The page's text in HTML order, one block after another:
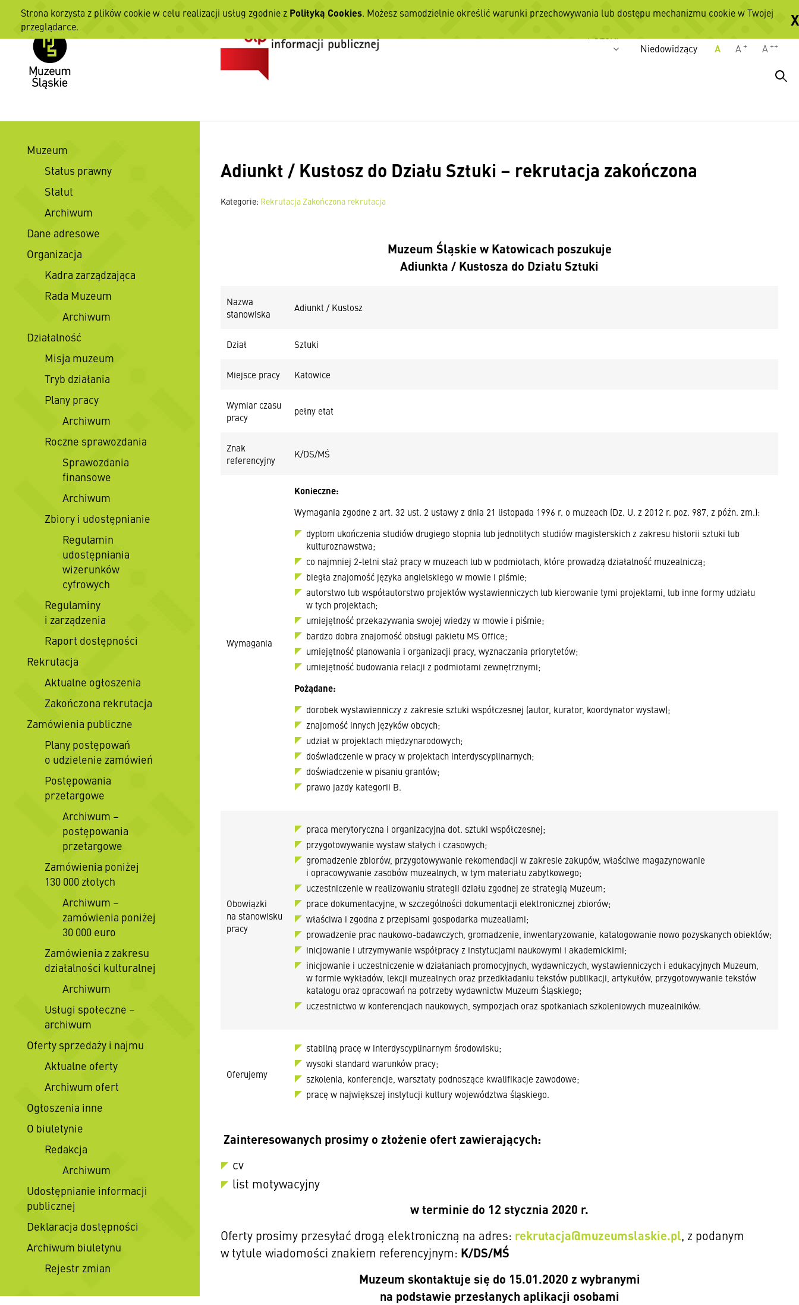
Wersje językowe
Niedowidzący
A A + A ++
Muzeum
Status prawny
Statut
Archiwum
Dane adresowe
Organizacja
Kadra zarządzająca
Rada Muzeum
Archiwum
Działalność
Misja muzeum
Tryb działania
Plany pracy
Archiwum
Roczne sprawozdania
Sprawozdania
finansowe
Archiwum
Zbiory i udostępnianie
Regulamin
udostępniania
wizerunków
cyfrowych
Regulaminy
i zarządzenia
Raport dostępności
Rekrutacja
Aktualne ogłoszenia
Zakończona rekrutacja
Zamówienia publiczne
Plany postępowań
o udzielenie zamówień
Postępowania
przetargowe
Archiwum –
postępowania
przetargowe
Zamówienia poniżej
130 000 złotych
Archiwum –
zamówienia poniżej
30 000 euro
Zamówienia z zakresu
działalności kulturalnej
Archiwum
Usługi społeczne –
archiwum
Oferty sprzedaży i najmu
Aktualne oferty
Archiwum ofert
Ogłoszenia inne
O biuletynie
Redakcja
Archiwum
Udostępnianie informacji
publicznej
Deklaracja dostępności
Archiwum biuletynu
Rejestr zmian
Adiunkt / Kustosz do Działu Sztuki – rekrutacja zakończona
Kategorie: RekrutacjaZakończona rekrutacja
Muzeum Śląskie w Katowicach poszukuje
Adiunkta / Kustosza do Działu Sztuki
Nazwa
stanowiska
Adiunkt / Kustosz
Dział Sztuki
Miejsce pracy Katowice
Wymiar czasu
pracy
pełny etat
Znak
referencyjny
K/DS/MŚ
Wymagania
Konieczne:
Wymagania zgodne z art. 32 ust. 2 ustawy z dnia 21 listopada 1996 r. o muzeach (Dz. U. z 2012 r. poz. 987, z późn. zm.):
dyplom ukończenia studiów drugiego stopnia lub jednolitych studiów magisterskich z zakresu historii sztuki lub
kulturoznawstwa;
co najmniej 2-letni staż pracy w muzeach lub w podmiotach, które prowadzą działalność muzealniczą;
biegła znajomość języka angielskiego w mowie i piśmie;
autorstwo lub współautorstwo projektów wystawienniczych lub kierowanie tymi projektami, lub inne formy udziału
w tych projektach;
umiejętność przekazywania swojej wiedzy w mowie i piśmie;
bardzo dobra znajomość obsługi pakietu MS Office;
umiejętność planowania i organizacji pracy, wyznaczania priorytetów;
umiejętność budowania relacji z podmiotami zewnętrznymi;
Pożądane:
dorobek wystawienniczy z zakresie sztuki współczesnej (autor, kurator, koordynator wystaw);
znajomość innych języków obcych;
udział w projektach międzynarodowych;
doświadczenie w pracy w projektach interdyscyplinarnych;
doświadczenie w pisaniu grantów;
prawo jazdy kategorii B.
Obowiązki
na stanowisku
pracy
praca merytoryczna i organizacyjna dot. sztuki współczesnej;
przygotowywanie wystaw stałych i czasowych;
gromadzenie zbiorów, przygotowywanie rekomendacji w zakresie zakupów, właściwe magazynowanie
i opracowywanie zasobów muzealnych, w tym materiału zabytkowego;
uczestniczenie w realizowaniu strategii działu zgodnej ze strategią Muzeum;
prace dokumentacyjne, w szczególności dokumentacji elektronicznej zbiorów;
właściwa i zgodna z przepisami gospodarka muzealiami;
prowadzenie prac naukowo-badawczych, gromadzenie, inwentaryzowanie, katalogowanie nowo pozyskanych obiektów;
inicjowanie i utrzymywanie współpracy z instytucjami naukowymi i akademickimi;
inicjowanie i uczestniczenie w działaniach promocyjnych, wydawniczych, wystawienniczych i edukacyjnych Muzeum,
w formie wykładów, lekcji muzealnych oraz przedkładaniu tekstów publikacji, artykułów, przygotowywanie tekstów
katalogu oraz opracowań na potrzeby wydawnictw Muzeum Śląskiego;
uczestnictwo w konferencjach naukowych, sympozjach oraz spotkaniach szkoleniowych muzealników.
Oferujemy
stabilną pracę w interdyscyplinarnym środowisku;
wysoki standard warunków pracy;
szkolenia, konferencje, warsztaty podnoszące kwalifikacje zawodowe;
pracę w największej instytucji kultury województwa śląskiego.
Zainteresowanych prosimy o złożenie ofert zawierających:
cv
list motywacyjny
w terminie do 12 stycznia 2020 r.
Oferty prosimy przesyłać drogą elektroniczną na adres: rekrutacja@muzeumslaskie.pl, z podanym
w tytule wiadomości znakiem referencyjnym: K/DS/MŚ
Muzeum skontaktuje się do 15.01.2020 z wybranymi
na podstawie przesłanych aplikacji osobami
Strona korzysta z plików cookie w celu realizacji usług zgodnie z Polityką Cookies. Możesz samodzielnie określić warunki przechowywania lub dostępu mechanizmu cookie w Twojej
przeglądarce.
X